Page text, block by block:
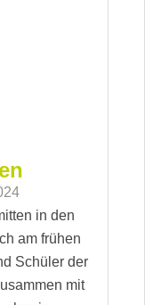
in den
am frühen
Schüler der
mit